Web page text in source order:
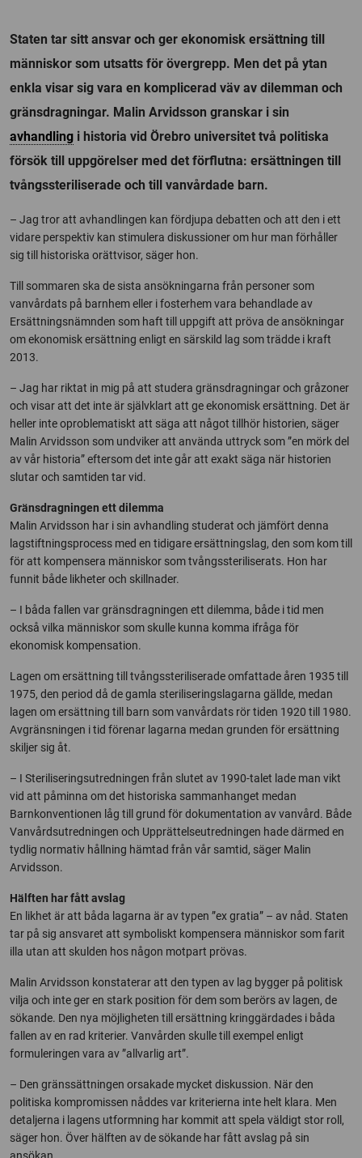
Staten tar sitt ansvar och ger ekonomisk ersättning till
människor som utsatts för övergrepp. Men det på ytan
enkla visar sig vara en komplicerad väv av dilemman och
gränsdragningar. Malin Arvidsson granskar i sin
avhandling i historia vid Örebro universitet två politiska
försök till uppgörelser med det förflutna: ersättningen till
tvångssteriliserade och till vanvårdade barn.
– Jag tror att avhandlingen kan fördjupa debatten och att den i ett
vidare perspektiv kan stimulera diskussioner om hur man förhåller
sig till historiska orättvisor, säger hon.
Till sommaren ska de sista ansökningarna från personer som
vanvårdats på barnhem eller i fosterhem vara behandlade av
Ersättningsnämnden som haft till uppgift att pröva de ansökningar
om ekonomisk ersättning enligt en särskild lag som trädde i kraft
2013.
– Jag har riktat in mig på att studera gränsdragningar och gråzoner
och visar att det inte är självklart att ge ekonomisk ersättning. Det är
heller inte oproblematiskt att säga att något tillhör historien, säger
Malin Arvidsson som undviker att använda uttryck som ”en mörk del
av vår historia” eftersom det inte går att exakt säga när historien
slutar och samtiden tar vid.
Gränsdragningen ett dilemma
Malin Arvidsson har i sin avhandling studerat och jämfört denna
lagstiftningsprocess med en tidigare ersättningslag, den som kom till
för att kompensera människor som tvångssteriliserats. Hon har
funnit både likheter och skillnader.
– I båda fallen var gränsdragningen ett dilemma, både i tid men
också vilka människor som skulle kunna komma ifråga för
ekonomisk kompensation.
Lagen om ersättning till tvångssteriliserade omfattade åren 1935 till
1975, den period då de gamla steriliseringslagarna gällde, medan
lagen om ersättning till barn som vanvårdats rör tiden 1920 till 1980.
Avgränsningen i tid förenar lagarna medan grunden för ersättning
skiljer sig åt.
– I Steriliseringsutredningen från slutet av 1990-talet lade man vikt
vid att påminna om det historiska sammanhanget medan
Barnkonventionen låg till grund för dokumentation av vanvård. Både
Vanvårdsutredningen och Upprättelseutredningen hade därmed en
tydlig normativ hållning hämtad från vår samtid, säger Malin
Arvidsson.
Hälften har fått avslag
En likhet är att båda lagarna är av typen ”ex gratia” – av nåd. Staten
tar på sig ansvaret att symboliskt kompensera människor som farit
illa utan att skulden hos någon motpart prövas.
Malin Arvidsson konstaterar att den typen av lag bygger på politisk
vilja och inte ger en stark position för dem som berörs av lagen, de
sökande. Den nya möjligheten till ersättning kringgärdades i båda
fallen av en rad kriterier. Vanvården skulle till exempel enligt
formuleringen vara av ”allvarlig art”.
– Den gränssättningen orsakade mycket diskussion. När den
politiska kompromissen nåddes var kriterierna inte helt klara. Men
detaljerna i lagens utformning har kommit att spela väldigt stor roll,
säger hon. Över hälften av de sökande har fått avslag på sin